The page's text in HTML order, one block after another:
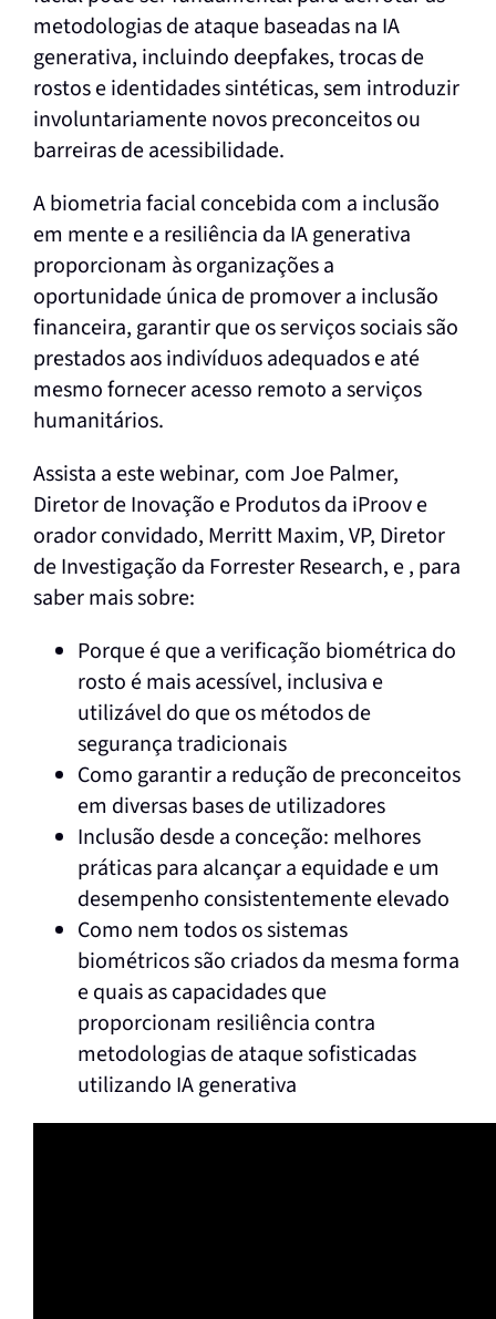
metodologias de ataque baseadas na IA
generativa, incluindo deepfakes, trocas de
rostos e identidades sintéticas, sem introduzir
involuntariamente novos preconceitos ou
barreiras de acessibilidade.
A biometria facial concebida com a inclusão
em mente e a resiliência da IA generativa
proporcionam às organizações a
oportunidade única de promover a inclusão
financeira, garantir que os serviços sociais são
prestados aos indivíduos adequados e até
mesmo fornecer acesso remoto a serviços
humanitários.
Assista a este webinar, com Joe Palmer,
Diretor de Inovação e Produtos da iProov e
orador convidado, Merritt Maxim, VP, Diretor
de Investigação da Forrester Research, e , para
saber mais sobre:
Porque é que a verificação biométrica do
rosto é mais acessível, inclusiva e
utilizável do que os métodos de
segurança tradicionais
Como garantir a redução de preconceitos
em diversas bases de utilizadores
Inclusão desde a conceção: melhores
práticas para alcançar a equidade e um
desempenho consistentemente elevado
Como nem todos os sistemas
biométricos são criados da mesma forma
e quais as capacidades que
proporcionam resiliência contra
metodologias de ataque sofisticadas
utilizando IA generativa